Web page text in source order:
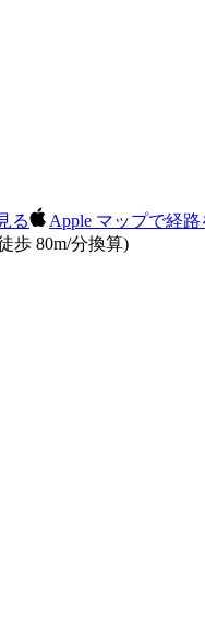
る
Apple マップで経路
歩 80m/分換算)